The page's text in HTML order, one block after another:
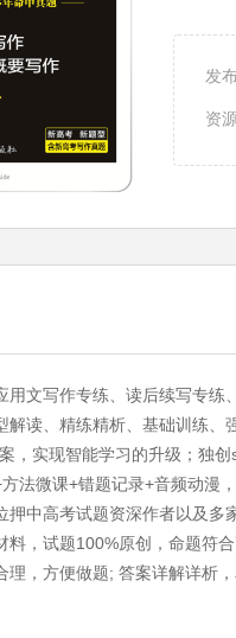
发
资
用文写作专练、读后续写专练
解读、精练精析、基础训练
，实现智能学习的升级；独
法微课+错题记录+音频动漫
押中高考试题资深作者以及
料，试题100%原创，命题符
理，方便做题; 答案详解详析